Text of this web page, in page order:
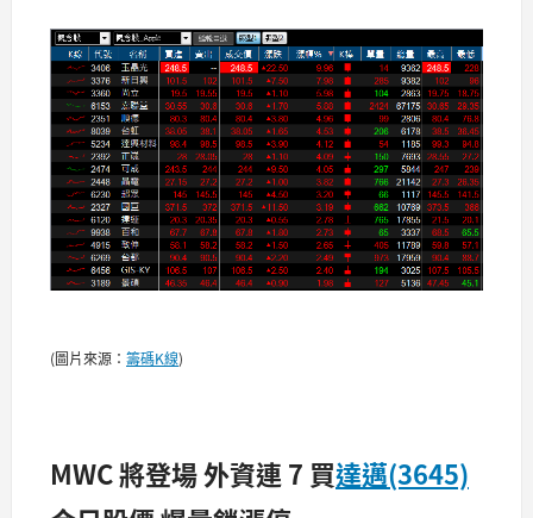
(圖片來源： 籌碼K線)
MWC 將登場 外資連 7 買達邁(3645)